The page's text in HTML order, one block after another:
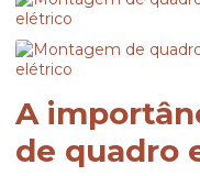
A
de quadro